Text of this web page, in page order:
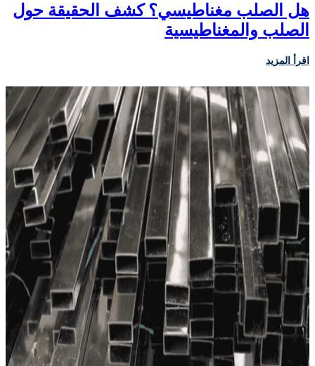
هل الصلب مغناطيسي؟ كشف الحقيقة حول
الصلب والمغناطيسية
اقرأ المزيد